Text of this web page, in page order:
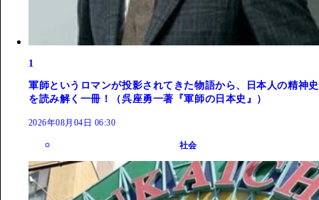
1
軍師というロマンが投影されてきた物語から、日本人の精神史
を読み解く一冊！（呉座勇一著『軍師の日本史』）
2026年08月04日 06:30
社会